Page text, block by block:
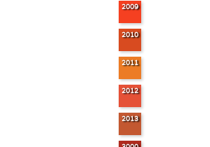
2009
2010
2011
2012
2013